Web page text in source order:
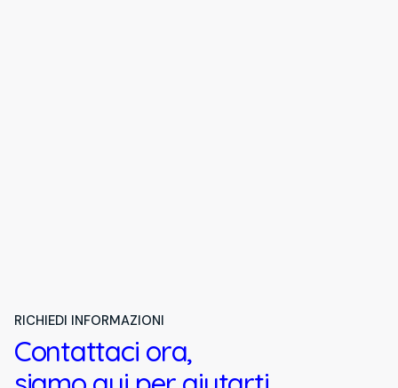
RICHIEDI INFORMAZIONI
Contattaci ora,